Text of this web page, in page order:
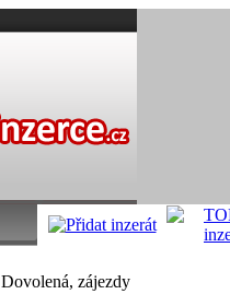
Dovolená, zájezdy